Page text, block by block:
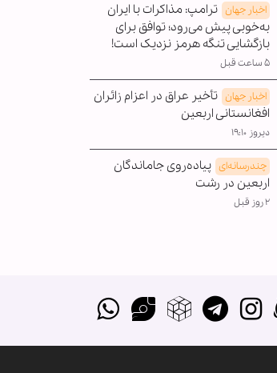
اخبار جهان ترامپ: مذاکرات با ایران
به‌خوبی پیش می‌رود؛ توافق برای
بازگشایی تنگه هرمز نزدیک است!
۵ ساعت قبل
اخبار جهان تأخیر عراق در اعزام زائران
افغانستانی اربعین
دیروز ۱۹:۱۰
چندرسانه‌ای پیاده‌روی جاماندگان
اربعین در رشت
۲ روز قبل